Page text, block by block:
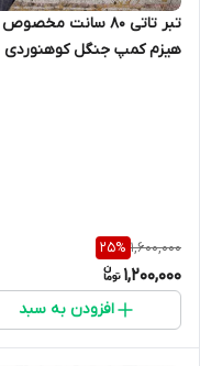
تبر تاتی ۸۰ سانت مخصوص
هیزم کمپ جنگل کوهنوردی
1,600,000
25%
1,200,000
افزودن به سبد